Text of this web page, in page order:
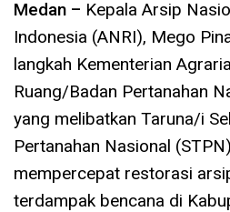
Medan – Kepala Arsip
Indonesia (ANRI), Mego
langkah Kementerian
Ruang/Badan Pertanahan
yang melibatkan Taruna/i
Pertanahan Nasional
mempercepat restorasi
terdampak bencana di